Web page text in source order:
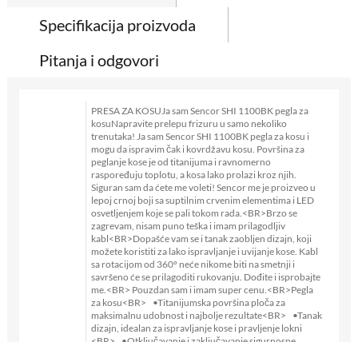
Specifikacija proizvoda
Pitanja i odgovori
PRESA ZA KOSUJa sam Sencor SHI 1100BK pegla za
kosuNapravite prelepu frizuru u samo nekoliko
trenutaka! Ja sam Sencor SHI 1100BK pegla za kosu i
mogu da ispravim čak i kovrdžavu kosu. Površina za
peglanje kose je od titanijuma i ravnomerno
raspoređuju toplotu, a kosa lako prolazi kroz njih.
Siguran sam da ćete me voleti! Sencor me je proizveo u
lepoj crnoj boji sa suptilnim crvenim elementima i LED
osvetljenjem koje se pali tokom rada.<BR>Brzo se
zagrevam, nisam puno teška i imam prilagodljiv
kabl<BR>Dopašće vam se i tanak zaobljen dizajn, koji
možete koristiti za lako ispravljanje i uvijanje kose. Kabl
sa rotacijom od 360° neće nikome biti na smetnji i
savršeno će se prilagoditi rukovanju. Dođite i isprobajte
me.<BR> Pouzdan sam i imam super cenu.<BR>Pegla
za kosu<BR> •Titanijumska površina ploča za
maksimalnu udobnost i najbolje rezultate<BR> •Tanak
dizajn, idealan za ispravljanje kose i pravljenje lokni